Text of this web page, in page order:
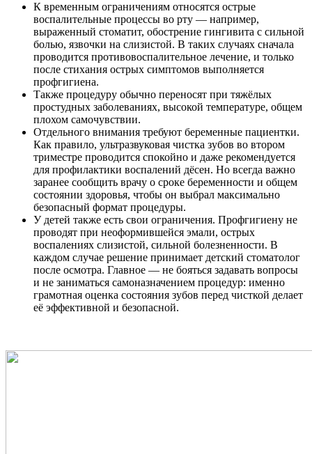
К временным ограничениям относятся острые
воспалительные процессы во рту — например,
выраженный стоматит, обострение гингивита с сильной
болью, язвочки на слизистой. В таких случаях сначала
проводится противовоспалительное лечение, и только
после стихания острых симптомов выполняется
профгигиена.
Также процедуру обычно переносят при тяжёлых
простудных заболеваниях, высокой температуре, общем
плохом самочувствии.
Отдельного внимания требуют беременные пациентки.
Как правило, ультразвуковая чистка зубов во втором
триместре проводится спокойно и даже рекомендуется
для профилактики воспалений дёсен. Но всегда важно
заранее сообщить врачу о сроке беременности и общем
состоянии здоровья, чтобы он выбрал максимально
безопасный формат процедуры.
У детей также есть свои ограничения. Профгигиену не
проводят при неоформившейся эмали, острых
воспалениях слизистой, сильной болезненности. В
каждом случае решение принимает детский стоматолог
после осмотра. Главное — не бояться задавать вопросы
и не заниматься самоназначением процедур: именно
грамотная оценка состояния зубов перед чисткой делает
её эффективной и безопасной.